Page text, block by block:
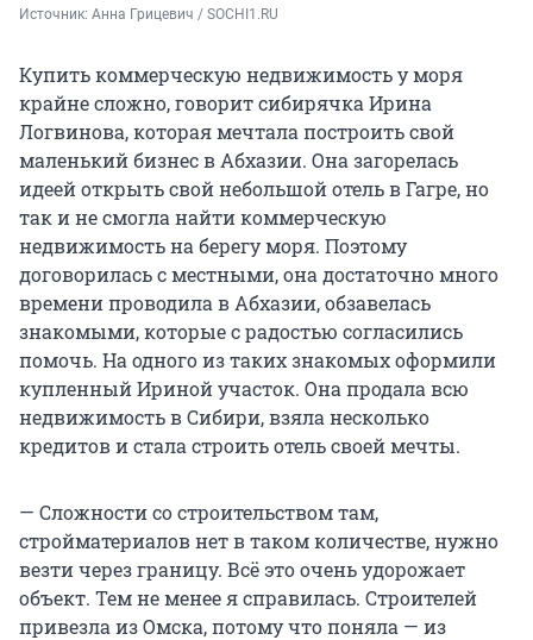
Источник: Анна Грицевич / SOCHI1.RU
Купить коммерческую недвижимость у моря
крайне сложно, говорит сибирячка Ирина
Логвинова, которая мечтала построить свой
маленький бизнес в Абхазии. Она загорелась
идеей открыть свой небольшой отель в Гагре, но
так и не смогла найти коммерческую
недвижимость на берегу моря. Поэтому
договорилась с местными, она достаточно много
времени проводила в Абхазии, обзавелась
знакомыми, которые с радостью согласились
помочь. На одного из таких знакомых оформили
купленный Ириной участок. Она продала всю
недвижимость в Сибири, взяла несколько
кредитов и стала строить отель своей мечты.
— Сложности со строительством там,
стройматериалов нет в таком количестве, нужно
везти через границу. Всё это очень удорожает
объект. Тем не менее я справилась. Строителей
привезла из Омска, потому что поняла — из